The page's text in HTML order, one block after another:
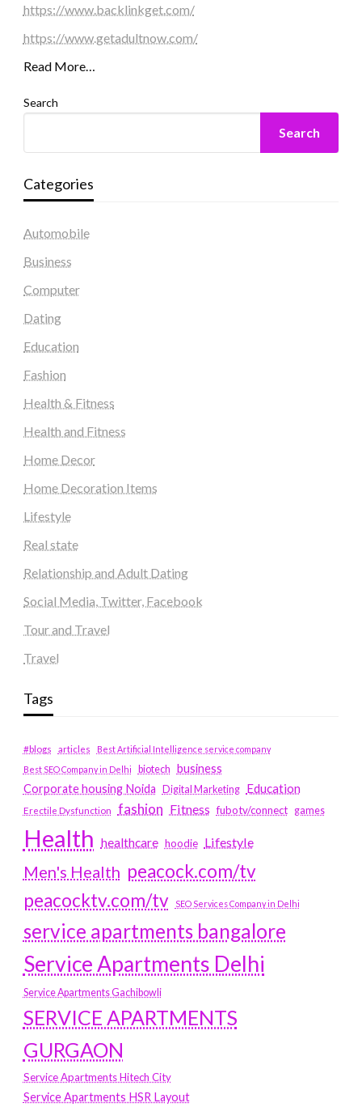
https://www.backlinkget.com/
https://www.getadultnow.com/
Read More…
Search
Search
Categories
Automobile
Business
Computer
Dating
Education
Fashion
Health & Fitness
Health and Fitness
Home Decor
Home Decoration Items
Lifestyle
Real state
Relationship and Adult Dating
Social Media, Twitter, Facebook
Tour and Travel
Travel
Tags
#blogs articles
Best Artificial Intelligence service company
Best SEO Company in Delhi
biotech business
Corporate housing Noida
Digital Marketing Education
Erectile Dysfunction fashion Fitness fubotv/connect games
Health healthcare hoodie Lifestyle
Men's Health peacock.com/tv
peacocktv.com/tv
SEO Services Company in Delhi
service apartments bangalore
Service Apartments Delhi
Service Apartments Gachibowli
SERVICE APARTMENTS
GURGAON
Service Apartments Hitech City
Service Apartments HSR Layout